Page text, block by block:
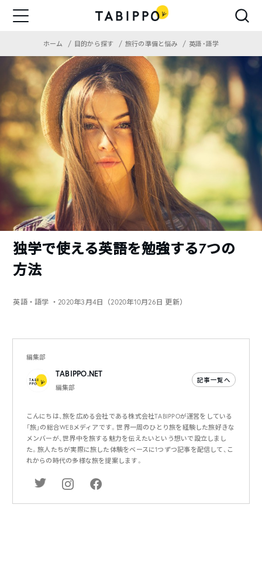
ホーム 目的から探す 旅行の準備と悩み 英語・語学
独学で使える英語を勉強する7つの
方法
英語・語学 ・2020年3月4日（2020年10月26日 更新）
編集部
TABIPPO.NET
編集部
記事一覧へ
こんにちは、旅を広める会社である株式会社TABIPPOが運営をしている
「旅」の総合WEBメディアです。世界一周のひとり旅を経験した旅好きな
メンバーが、世界中を旅する魅力を伝えたいという想いで設立しまし
た。旅人たちが実際に旅した体験をベースに1つずつ記事を配信して、こ
れからの時代の多様な旅を提案します。